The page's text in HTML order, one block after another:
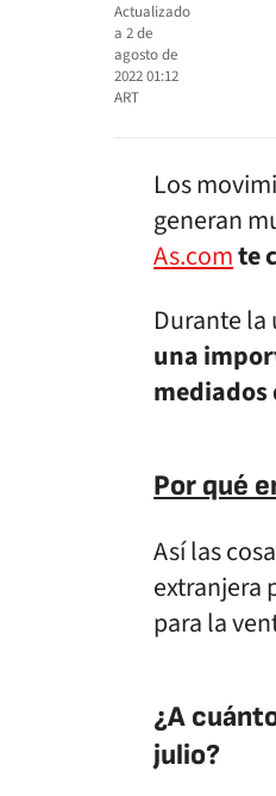
Actualizado
a 2 de
agosto de
2022 01:12
ART
Los
generan
As.comte
Durante
una
mediados
Por qué
Así las
extranjera
para la
¿A
julio?